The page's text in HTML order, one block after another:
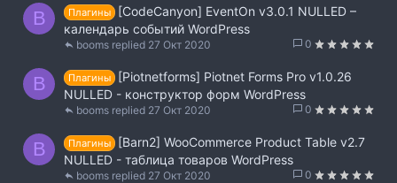
B Плагины
[CodeCanyon] EventOn v3.0.1 NULLED –
календарь событий WordPress
0
27 Окт 2020
booms
B Плагины
[Piotnetforms] Piotnet Forms Pro v1.0.26
NULLED - конструктор форм WordPress
0
27 Окт 2020
booms
B Плагины
[Barn2] WooCommerce Product Table v2.7
NULLED - таблица товаров WordPress
0
27 Окт 2020
booms